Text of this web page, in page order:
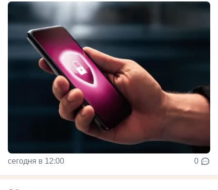
сегодня в 12:00 0